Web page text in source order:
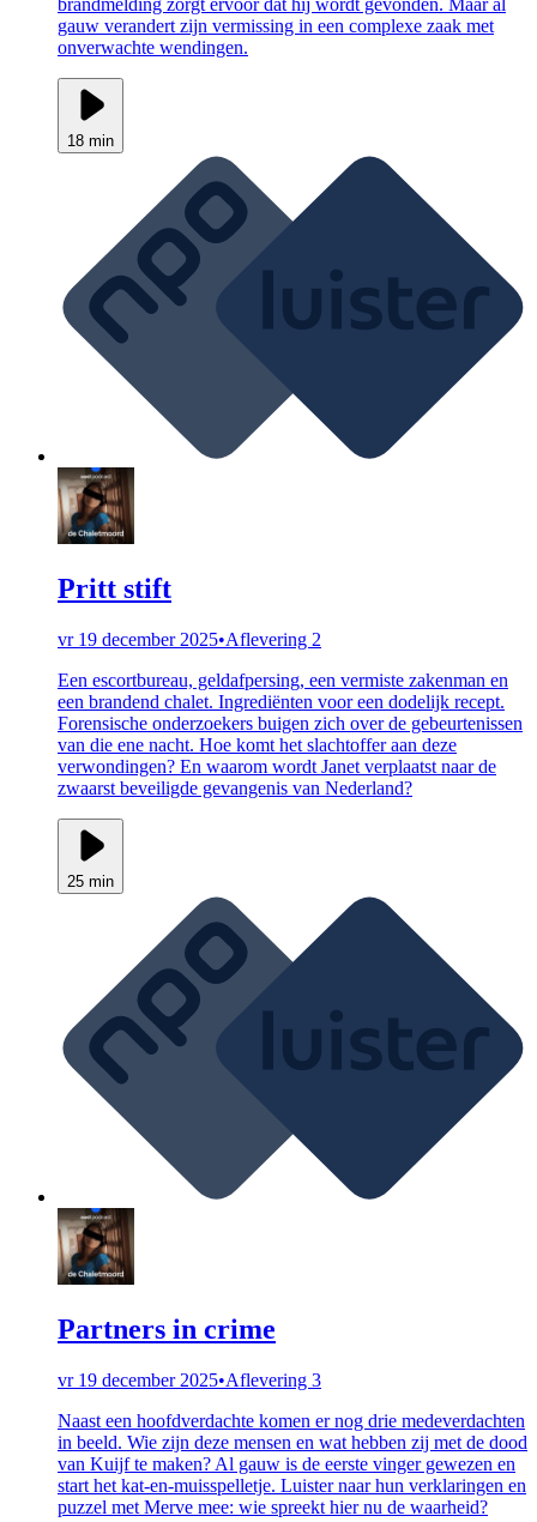
gauw verandert zijn vermissing in een complexe zaak met
onverwachte wendingen.
18 min
Pritt stift
vr 19 december 2025•Aflevering 2
Een escortbureau, geldafpersing, een vermiste zakenman en
een brandend chalet. Ingrediënten voor een dodelijk recept.
Forensische onderzoekers buigen zich over de gebeurtenissen
van die ene nacht. Hoe komt het slachtoffer aan deze
verwondingen? En waarom wordt Janet verplaatst naar de
zwaarst beveiligde gevangenis van Nederland?
25 min
Partners in crime
vr 19 december 2025•Aflevering 3
Naast een hoofdverdachte komen er nog drie medeverdachten
in beeld. Wie zijn deze mensen en wat hebben zij met de dood
van Kuijf te maken? Al gauw is de eerste vinger gewezen en
start het kat-en-muisspelletje. Luister naar hun verklaringen en
puzzel met Merve mee: wie spreekt hier nu de waarheid?